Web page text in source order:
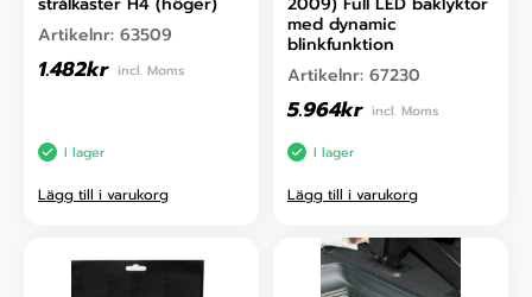
Artikelnr: 63509
1.482kr incl. Moms
I lager
Lägg till i varukorg
med dynamic
blinkfunktion
Artikelnr: 67230
5.964kr incl. Moms
I lager
Lägg till i varukorg